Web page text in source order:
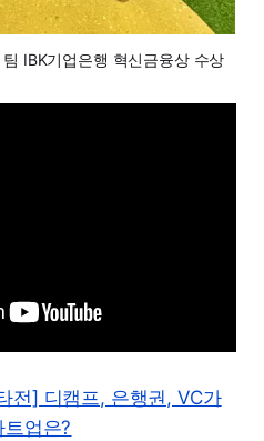
IBK기업은행 혁신금융상 수상
전] 디캠프, 은행권, VC가
업은?